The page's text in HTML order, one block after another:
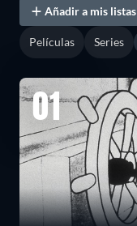
Añadir a mis listas
Películas Series
01